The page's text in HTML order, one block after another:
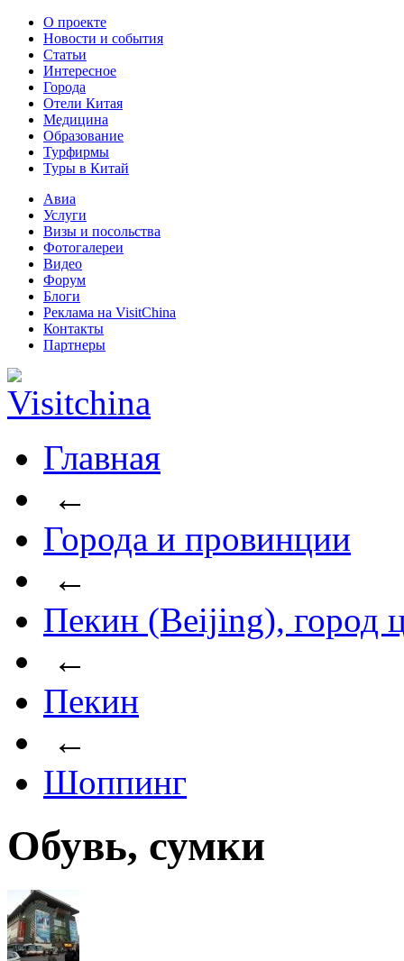
О проекте
Новости и события
Статьи
Интересное
Города
Отели Китая
Медицина
Образование
Турфирмы
Туры в Китай
Авиа
Услуги
Визы и посольства
Фотогалереи
Видео
Форум
Блоги
Реклама на VisitChina
Контакты
Партнеры
Главная
←
Города и провинции
←
Пекин (Beijing), город
←
Пекин
←
Шоппинг
Обувь, сумки